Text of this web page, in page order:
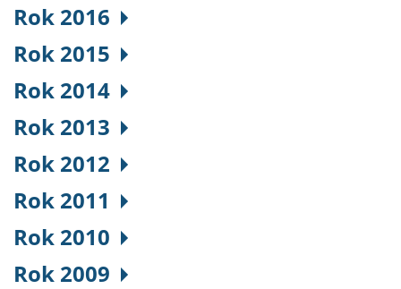
Rok 2016
Rok 2015
Rok 2014
Rok 2013
Rok 2012
Rok 2011
Rok 2010
Rok 2009